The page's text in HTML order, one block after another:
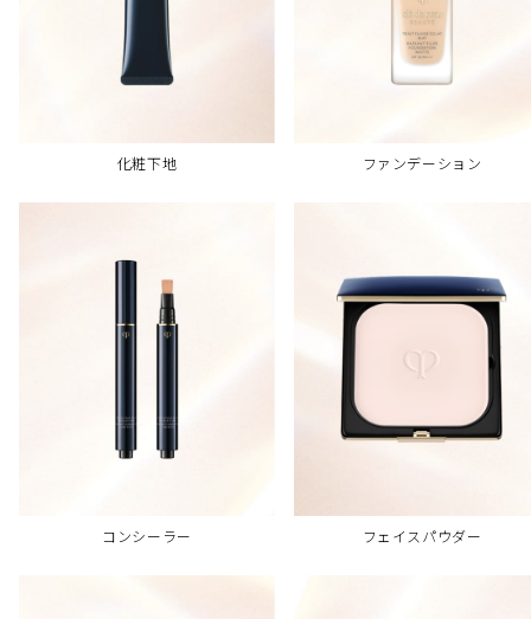
化粧下地 ファンデーション
コンシーラー フェイスパウダー